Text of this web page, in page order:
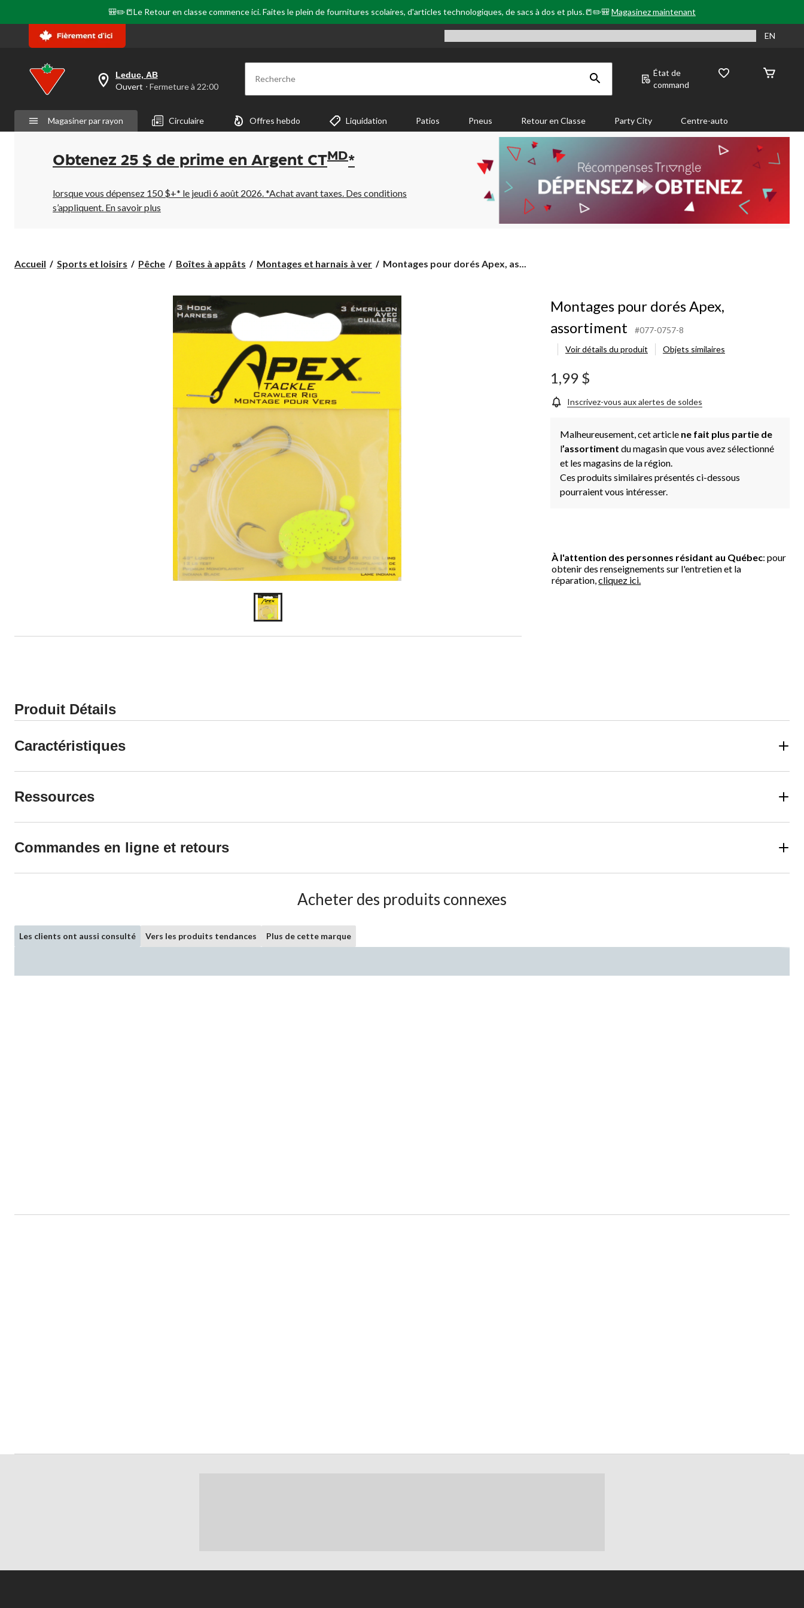
🎒✏️📒Le Retour en classe commence ici. Faites le plein de fournitures scolaires, d'articles technologiques, de sacs à dos et plus.📒✏️🎒Magasinez maintenant
EN
votre
est
Leduc,
AB,
Fermeture
à
22:00
cliquer
pour
Leduc, AB
Ouvert ⋅ Fermeture à 22:00 Recherche
État de
command
Magasiner par rayon Circulaire Offres hebdo Liquidation Patios Pneus Retour en Classe Party City Centre-auto
Obtenez 25 $ de prime en Argent CT MD*
lorsque vous dépensez 150 $+* le jeudi 6 août 2026. *Achat avant taxes. Des conditions
s’appliquent. En savoir plus
Accueil Sports et loisirs Pêche Boîtes à appâts Montages et harnais à ver
Montages
Apex,
assortiment
Montages pour dorés Apex, as...
Montages pour dorés Apex,
assortiment
#077-0757-8
Voir détails du produit
Objets similaires
1,99 $
Inscrivez-vous aux alertes de soldes
Malheureusement, cet article ne fait plus partie de
l’assortiment du magasin que vous avez sélectionné
et les magasins de la région.
Ces produits similaires présentés ci-dessous
pourraient vous intéresser.
À l'attention des personnes résidant au Québec: pour
obtenir des renseignements sur l'entretien et la
réparation,cliquez ici.
Produit Détails
Caractéristiques
Ressources
Commandes en ligne et retours
Acheter des produits connexes
Les clients ont aussi consulté Vers les produits tendances Plus de cette marque